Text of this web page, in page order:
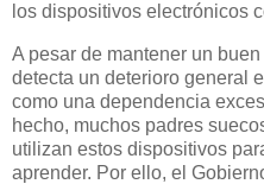
los dispositivos electrónicos
A pesar de mantener un
detecta un deterioro general
como una dependencia
hecho, muchos padres
utilizan estos dispositivos
aprender. Por ello, el